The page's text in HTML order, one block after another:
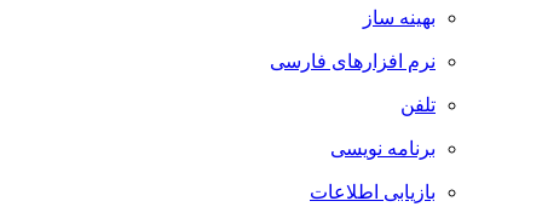
بهینه ساز
نرم افزارهای فارسی
تلفن
برنامه نویسی
بازیابی اطلاعات